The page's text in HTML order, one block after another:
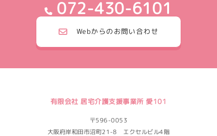
072-430-6101
Webからのお問い合わせ
有限会社 居宅介護支援事業所 愛101
〒596-0053
大阪府岸和田市沼町21-8 エクセルビル4階